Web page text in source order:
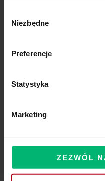
zgody
Niezbędne
Preferencje
Statystyka
Marketing
ZEZWÓL
Czy Masz W Portfelu
Powinieneś o tym